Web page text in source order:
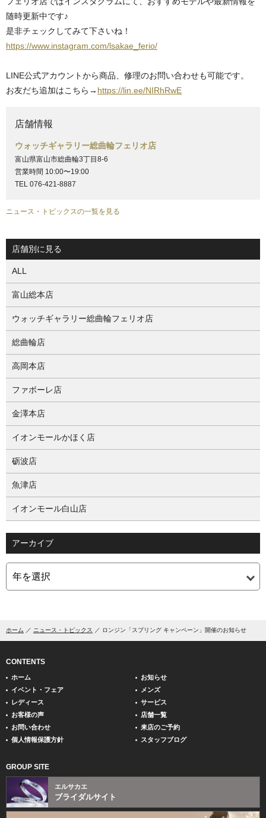
随時更新中です♪
是非チェックしてみて下さいね！
https://www.instagram.com/lsakae_ferio/
LINE公式アカウントから商品、修理のお問い合わせも可能です。
お友だち追加はこちら→ https://lin.ee/NIRhRwE
店舗情報
ウォッチギャラリー総曲輪フェリオ店
富山県富山市総曲輪3丁目8-6
営業時間 10:00〜19:00
TEL 076-421-8887
ニュース・トピックスの一覧を見る
店舗別に見る
ALL
富山総本店
ウォッチギャラリー総曲輪フェリオ店
総曲輪店
高岡本店
ファボーレ店
金澤本店
イオンモールかほく店
砺波店
魚津店
イオンモール白山店
アーカイブ
ホーム ニュース・トピックス ロンジン「スプリング キャンペーン」開催のお知らせ
CONTENTS
ホーム
お知らせ
イベント・フェア
メンズ
レディース
サービス
お客様の声
店舗一覧
お問い合わせ
来店のご予約
個人情報保護方針
スタッフブログ
GROUP SITE
エルサカエ
ブライダルサイト